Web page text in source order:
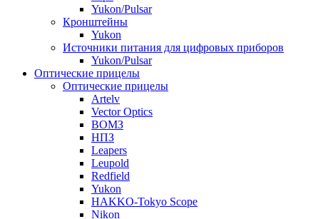
Yukon/Pulsar
Кронштейны
Yukon
Источники питания для цифровых приборов
Yukon/Pulsar
Оптические прицелы
Оптические прицелы
Artelv
Vector Optics
ВОМЗ
НПЗ
Leapers
Leupold
Redfield
Yukon
HAKKO-Tokyo Scope
Nikon